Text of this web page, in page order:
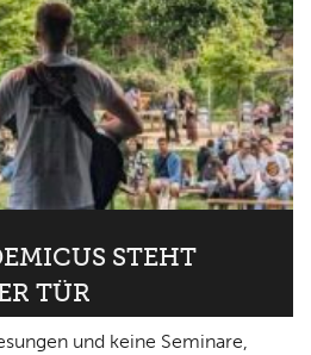
STEHT
TÜR
und keine Seminare,